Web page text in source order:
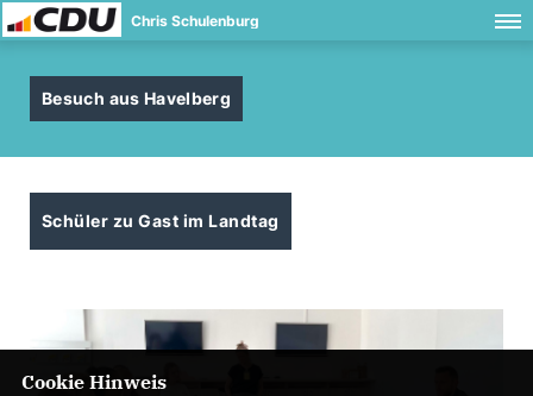
Chris Schulenburg
Besuch aus Havelberg
Schüler zu Gast im Landtag
Cookie Hinweis